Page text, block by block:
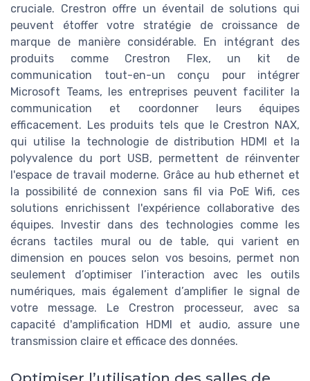
cruciale. Crestron offre un éventail de solutions qui
peuvent étoffer votre stratégie de croissance de
marque de manière considérable. En intégrant des
produits comme Crestron Flex, un kit de
communication tout-en-un conçu pour intégrer
Microsoft Teams, les entreprises peuvent faciliter la
communication et coordonner leurs équipes
efficacement. Les produits tels que le Crestron NAX,
qui utilise la technologie de distribution HDMI et la
polyvalence du port USB, permettent de réinventer
l'espace de travail moderne. Grâce au hub ethernet et
la possibilité de connexion sans fil via PoE Wifi, ces
solutions enrichissent l'expérience collaborative des
équipes. Investir dans des technologies comme les
écrans tactiles mural ou de table, qui varient en
dimension en pouces selon vos besoins, permet non
seulement d’optimiser l’interaction avec les outils
numériques, mais également d’amplifier le signal de
votre message. Le Crestron processeur, avec sa
capacité d'amplification HDMI et audio, assure une
transmission claire et efficace des données.